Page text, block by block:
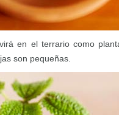
en el terrario como
son pequeñas.